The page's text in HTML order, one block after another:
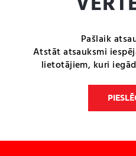
Pašlaik
Atstāt atsauksmi
lietotājiem, kuri